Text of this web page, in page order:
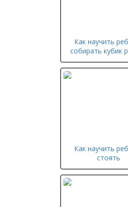
Как научить
собирать кубик
Как научить
стоять